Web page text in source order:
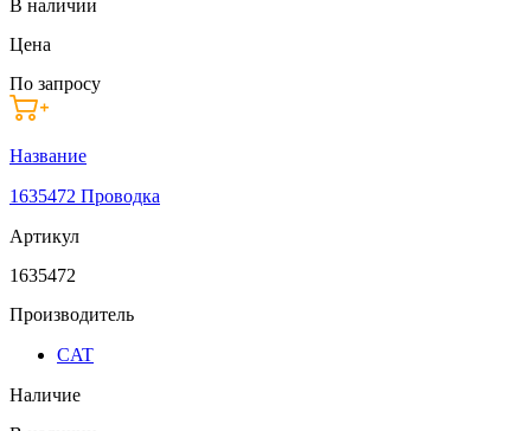
В наличии
Цена
По запросу
Название
1635472 Проводка
Артикул
1635472
Производитель
CAT
Наличие